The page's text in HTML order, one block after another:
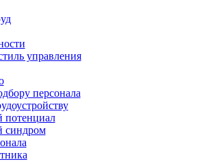
управления
персонала
потенциал
синдром